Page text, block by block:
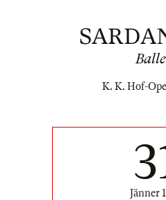
K. K. Hof-
Jänner